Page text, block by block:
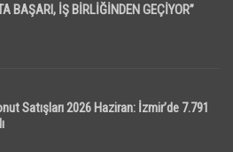
BAŞARI, İŞ BİRLİĞİNDEN GEÇİYOR”
Satışları 2026 Haziran: İzmir’de 7.791